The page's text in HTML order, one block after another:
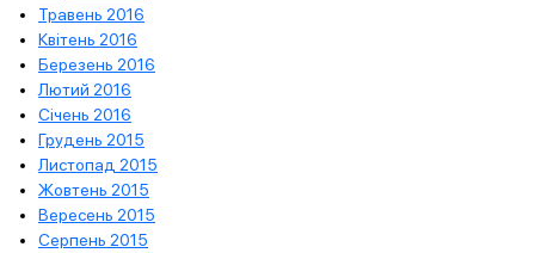
Травень 2016
Квітень 2016
Березень 2016
Лютий 2016
Січень 2016
Грудень 2015
Листопад 2015
Жовтень 2015
Вересень 2015
Серпень 2015